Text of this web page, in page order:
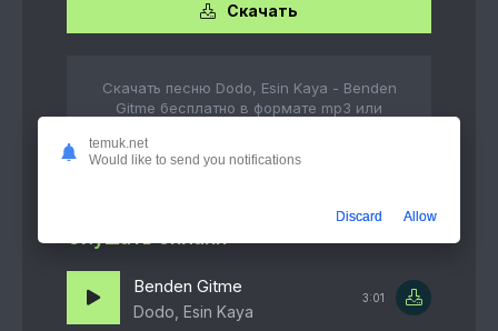
Скачать
Скачать песню Dodo, Esin Kaya - Benden
Gitme бесплатно в формате mp3 или
Слушать онлайн
Benden Gitme
Dodo, Esin Kaya
3:01
temuk.net
Would like to send you notifications
Discard Allow